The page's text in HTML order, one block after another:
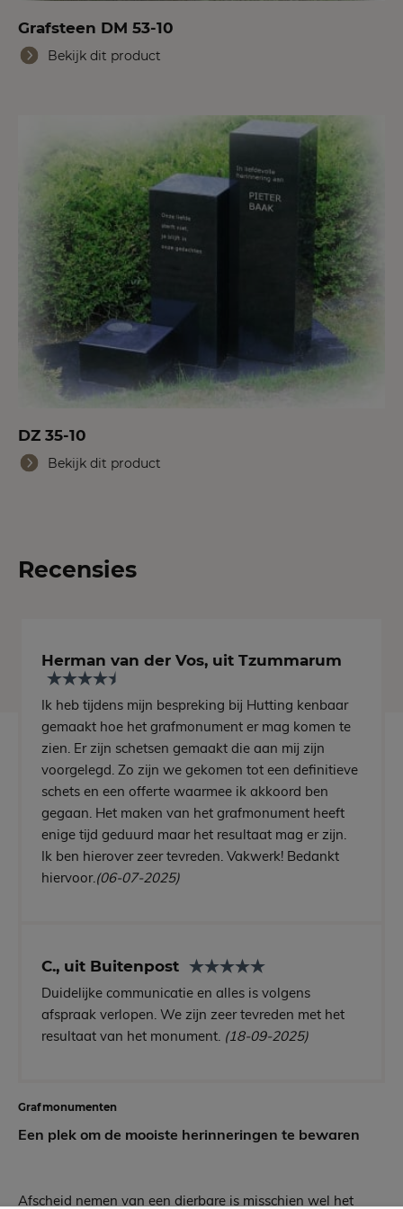
Grafsteen DM 53-10
Bekijk dit product
DZ 35-10
Bekijk dit product
Recensies
Herman van der Vos, uit Tzummarum
Ik heb tijdens mijn bespreking bij Hutting kenbaar
gemaakt hoe het grafmonument er mag komen te
zien. Er zijn schetsen gemaakt die aan mij zijn
voorgelegd. Zo zijn we gekomen tot een definitieve
schets en een offerte waarmee ik akkoord ben
gegaan. Het maken van het grafmonument heeft
enige tijd geduurd maar het resultaat mag er zijn.
Ik ben hierover zeer tevreden. Vakwerk! Bedankt
hiervoor.(06-07-2025)
C., uit Buitenpost
Duidelijke communicatie en alles is volgens
afspraak verlopen. We zijn zeer tevreden met het
resultaat van het monument. (18-09-2025)
Grafmonumenten
Een plek om de mooiste herinneringen te bewaren
Afscheid nemen van een dierbare is misschien wel het